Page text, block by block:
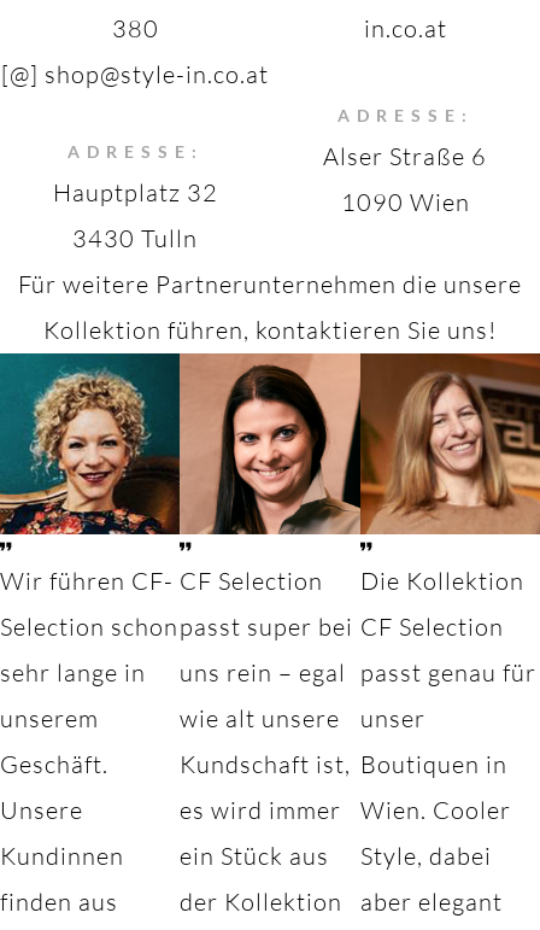
380
[@] shop@style-in.co.at
ADRESSE:
Hauptplatz 32
3430 Tulln
in.co.at
ADRESSE:
Alser Straße 6
1090 Wien
Für weitere Partnerunternehmen die unsere
Kollektion führen, kontaktieren Sie uns!
Wir führen CF-
Selection schon
sehr lange in
unserem
Geschäft.
Unsere
Kundinnen
finden aus
CF Selection
passt super bei
uns rein – egal
wie alt unsere
Kundschaft ist,
es wird immer
ein Stück aus
der Kollektion
Die Kollektion
CF Selection
passt genau für
unser
Boutiquen in
Wien. Cooler
Style, dabei
aber elegant